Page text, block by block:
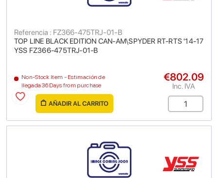
TOP LINE BLACK EDITION CAN-AM\SPYDER RT-RTS '14-17
YSS FZ366-475TRJ-01-B
Referencia : FZ366-475TRJ-01-B
Non-Stock Item - Estimación de
llegada 36 Days from purchase
€802.09
Inc. IVA
AÑADIR AL CARRITO